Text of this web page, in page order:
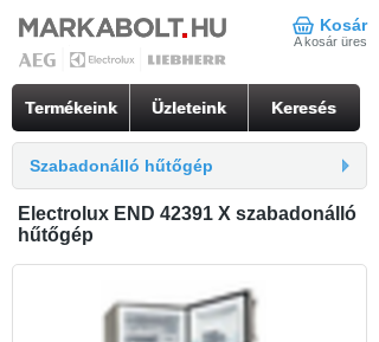
Kosár
A kosár üres
Termékeink Üzleteink Keresés
Szabadonálló hűtőgép
Electrolux END 42391 X szabadonálló
hűtőgép